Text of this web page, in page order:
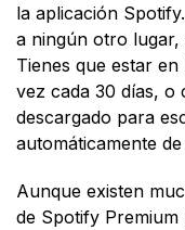
la aplicación
a ningún otro lugar,
Tienes que estar
vez cada 30 días, o
descargado para
automáticamente
Aunque existen
de Spotify Premium